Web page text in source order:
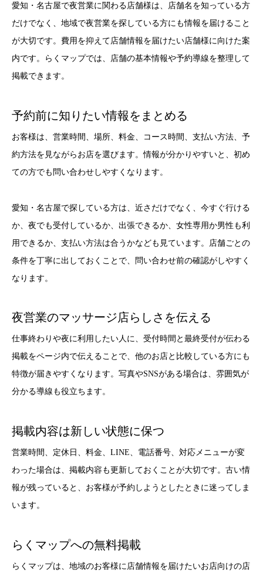
愛知・名古屋で夜営業に関わる店舗様は、店舗名を知っている方
だけでなく、地域で夜営業を探している方にも情報を届けること
が大切です。費用を抑えて店舗情報を届けたい店舗様に向けた案
内です。らくマップでは、店舗の基本情報や予約導線を整理して
掲載できます。
予約前に知りたい情報をまとめる
お客様は、営業時間、場所、料金、コース時間、支払い方法、予
約方法を見ながらお店を選びます。情報が分かりやすいと、初め
ての方でも問い合わせしやすくなります。
愛知・名古屋で探している方は、近さだけでなく、今すぐ行ける
か、夜でも受付しているか、出張できるか、女性専用か男性も利
用できるか、支払い方法は合うかなども見ています。店舗ごとの
条件を丁寧に出しておくことで、問い合わせ前の確認がしやすく
なります。
夜営業のマッサージ店らしさを伝える
仕事終わりや夜に利用したい人に、受付時間と最終受付が伝わる
掲載をページ内で伝えることで、他のお店と比較している方にも
特徴が届きやすくなります。写真やSNSがある場合は、雰囲気が
分かる導線も役立ちます。
掲載内容は新しい状態に保つ
営業時間、定休日、料金、LINE、電話番号、対応メニューが変
わった場合は、掲載内容も更新しておくことが大切です。古い情
報が残っていると、お客様が予約しようとしたときに迷ってしま
います。
らくマップへの無料掲載
らくマップは、地域のお客様に店舗情報を届けたいお店向けの店